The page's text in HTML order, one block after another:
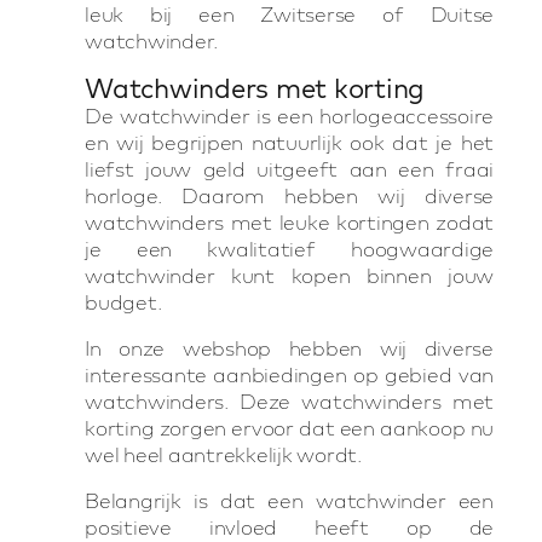
leuk bij een Zwitserse of Duitse
watchwinder.
Watchwinders met korting
De watchwinder is een horlogeaccessoire
en wij begrijpen natuurlijk ook dat je het
liefst jouw geld uitgeeft aan een fraai
horloge. Daarom hebben wij diverse
watchwinders met leuke kortingen zodat
je een kwalitatief hoogwaardige
watchwinder kunt kopen binnen jouw
budget.
In onze webshop hebben wij diverse
interessante aanbiedingen op gebied van
watchwinders. Deze watchwinders met
korting zorgen ervoor dat een aankoop nu
wel heel aantrekkelijk wordt.
Belangrijk is dat een watchwinder een
positieve invloed heeft op de